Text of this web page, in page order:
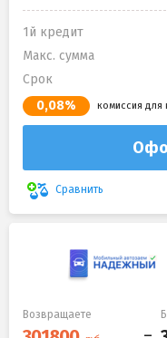
1й кредит
Макс. сумма
Срок
0,08% комиссия для
Сравнить
Возвращаете